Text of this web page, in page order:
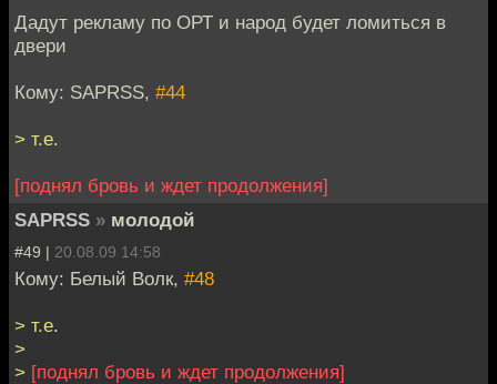
Дадут рекламу по ОРТ и народ будет ломиться в
двери
Кому: SAPRSS, #44
> т.е.
[поднял бровь и ждет продолжения]
SAPRSS » молодой
#49 | 20.08.09 14:58
Кому: Белый Волк, #48
> т.е.
>
> [поднял бровь и ждет продолжения]